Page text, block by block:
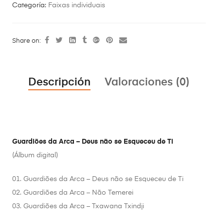
Categoría: Faixas individuais
Share on:
Descripción Valoraciones (0)
Guardiões da Arca – Deus não se Esqueceu de Ti
(Álbum digital)
01. Guardiões da Arca – Deus não se Esqueceu de Ti
02. Guardiões da Arca – Não Temerei
03. Guardiões da Arca – Txawana Txindji